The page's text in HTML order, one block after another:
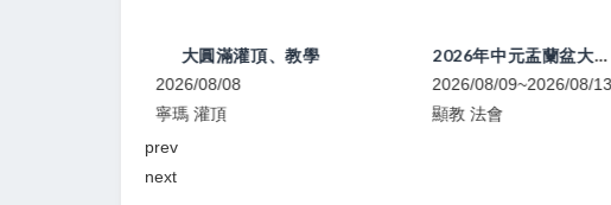
大圓滿灌頂、教學
2026/08/08
寧瑪 灌頂
2026年中元盂蘭盆大法會
2026/08/09~2026/08/13
顯教 法會
prev
next